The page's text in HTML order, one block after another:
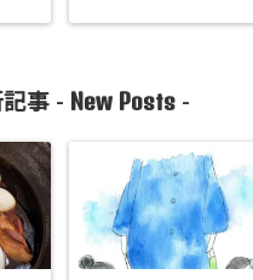
事 - New Posts -